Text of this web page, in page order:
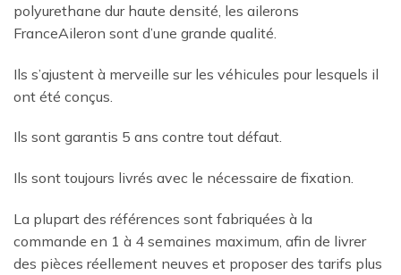
polyurethane dur haute densité, les ailerons
FranceAileron sont d’une grande qualité.
Ils s’ajustent à merveille sur les véhicules pour lesquels il
ont été conçus.
Ils sont garantis 5 ans contre tout défaut.
Ils sont toujours livrés avec le nécessaire de fixation.
La plupart des références sont fabriquées à la
commande en 1 à 4 semaines maximum, afin de livrer
des pièces réellement neuves et proposer des tarifs plus